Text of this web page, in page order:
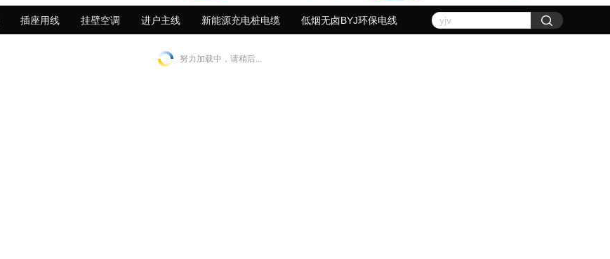
插座用线 挂壁空调 进户主线 新能源充电桩电缆 低烟无卤BYJ环保电线
努力加载中，请稍后...